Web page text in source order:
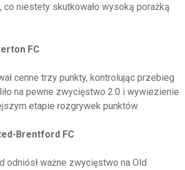
co niestety skutkowało wysoką porażką
FC
cenne trzy punkty, kontrolując przebieg
na pewne zwycięstwo 2:0 i wywiezienie
etapie rozgrywek punktów.
Brentford FC
odniósł ważne zwycięstwo na Old